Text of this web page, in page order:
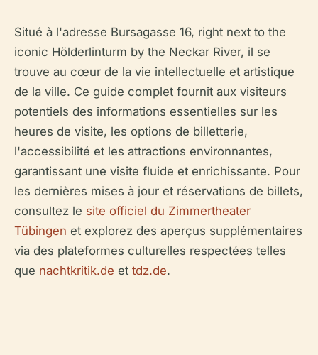
Situé à l'adresse Bursagasse 16, right next to the
iconic Hölderlinturm by the Neckar River, il se
trouve au cœur de la vie intellectuelle et artistique
de la ville. Ce guide complet fournit aux visiteurs
potentiels des informations essentielles sur les
heures de visite, les options de billetterie,
l'accessibilité et les attractions environnantes,
garantissant une visite fluide et enrichissante. Pour
les dernières mises à jour et réservations de billets,
consultez le site officiel du Zimmertheater
Tübingen et explorez des aperçus supplémentaires
via des plateformes culturelles respectées telles
que nachtkritik.de et tdz.de.